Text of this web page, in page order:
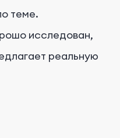
теме.
исследован,
реальную